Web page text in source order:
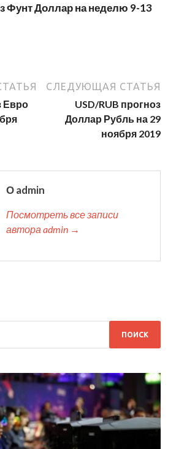
Фунт Доллар на неделю 9-13
Евро
СЛЕДУЮЩАЯ СТАТЬЯ
USD/RUB прогноз
Доллар Рубль на 29
ноября 2019
О admin
Посмотреть все записи
автора admin →